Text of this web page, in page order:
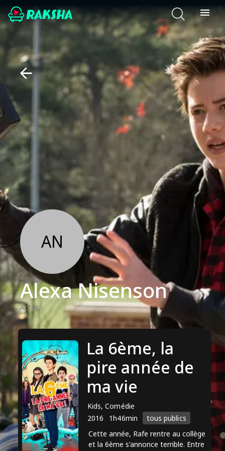
AN
Alexa Nisenson
Actor
La 6ème, la
pire année de
ma vie
Kids, Comédie
2016
1h46min
tous publics
Cette année, Rafe rentre au collège
et la 6ème s'annonce terrible. Entre